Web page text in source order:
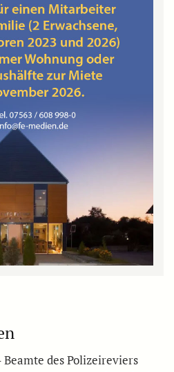
des Polizeireviers